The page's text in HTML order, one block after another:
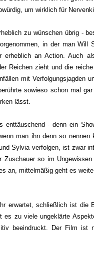
um wirklich für
zu wünschen übrig -
in der man Will
erheblich an Action. Auch
Reichen zieht und die
mit Verfolgungsjagden
sowieso schon mal
lässt.
enttäuschend - denn ein
man ihn denn so
Sylvia verfolgen, ist zwar
Zuschauer so im
an, mittelmäßig geht es
erwartet, schließlich ist die
es zu viele ungeklärte
beeindruckt. Der Film